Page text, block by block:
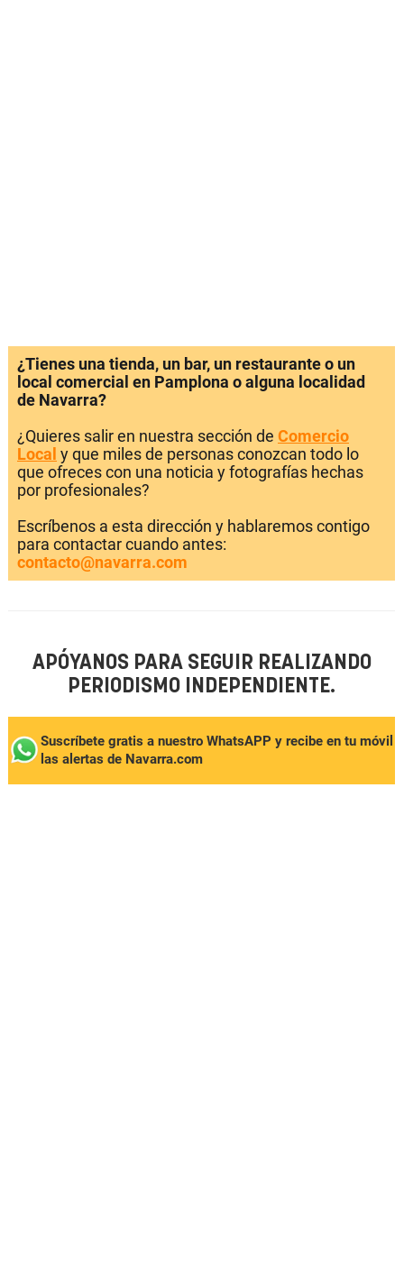
¿Tienes una tienda, un bar, un restaurante o un
local comercial en Pamplona o alguna localidad
de Navarra?
¿Quieres salir en nuestra sección de Comercio
Local y que miles de personas conozcan todo lo
que ofreces con una noticia y fotografías hechas
por profesionales?
Escríbenos a esta dirección y hablaremos contigo
para contactar cuando antes:
contacto@navarra.com
APÓYANOS PARA SEGUIR REALIZANDO
PERIODISMO INDEPENDIENTE.
Suscríbete gratis a nuestro WhatsAPP y recibe en tu móvil
las alertas de Navarra.com